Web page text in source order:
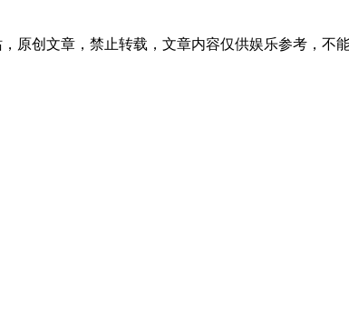
原创文章，禁止转载，文章内容仅供娱乐参考，不能